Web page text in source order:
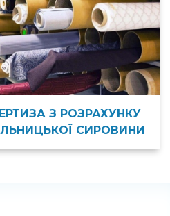
З РОЗРАХУНКУ
СИРОВИНИ